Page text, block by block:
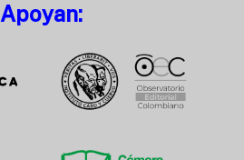
Apoyan: